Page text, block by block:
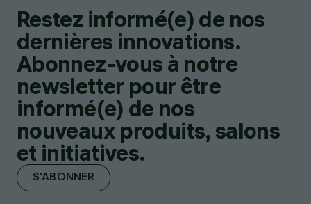
Restez informé(e) de nos
dernières innovations.
Abonnez-vous à notre
newsletter pour être
informé(e) de nos
nouveaux produits, salons
et initiatives.
S'ABONNER